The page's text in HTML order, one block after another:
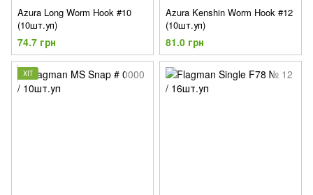
Azura Long Worm Hook #10
(10шт.уп)
74.7 грн
Azura Kenshin Worm Hook #12
(10шт.уп)
81.0 грн
ХІТ